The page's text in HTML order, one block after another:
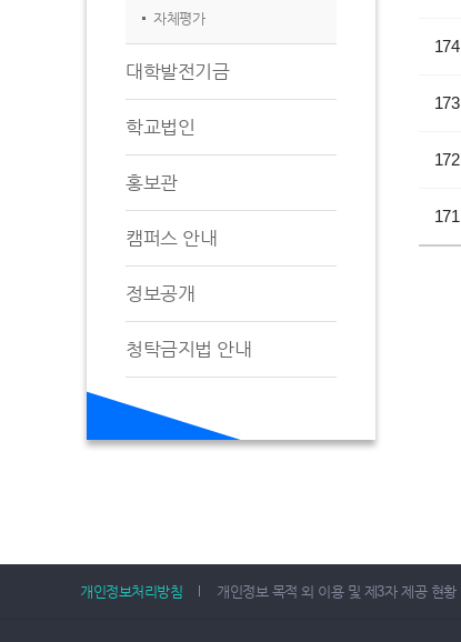
자체평가
대학발전기금
학교법인
홍보관
캠퍼스 안내
정보공개
청탁금지법 안내
174
173
172
171
개인정보처리방침 개인정보 목적 외 이용 및 제3자 제공 현황